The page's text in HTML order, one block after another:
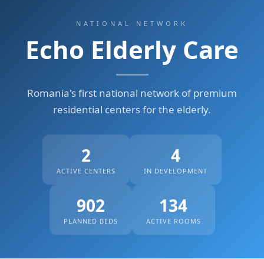
NATIONAL NETWORK
Echo Elderly Care
Romania's first national network of premium
residential centers for the elderly.
2
ACTIVE CENTERS
4
IN DEVELOPMENT
902
PLANNED BEDS
134
ACTIVE ROOMS